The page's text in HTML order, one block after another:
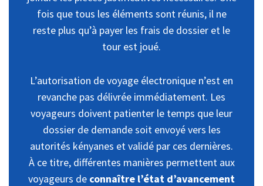
fois que tous les éléments sont réunis, il ne
reste plus qu’à payer les frais de dossier et le
tour est joué.
L’autorisation de voyage électronique n’est en
revanche pas délivrée immédiatement. Les
voyageurs doivent patienter le temps que leur
dossier de demande soit envoyé vers les
autorités kényanes et validé par ces dernières.
À ce titre, différentes manières permettent aux
voyageurs de connaître l’état d’avancement